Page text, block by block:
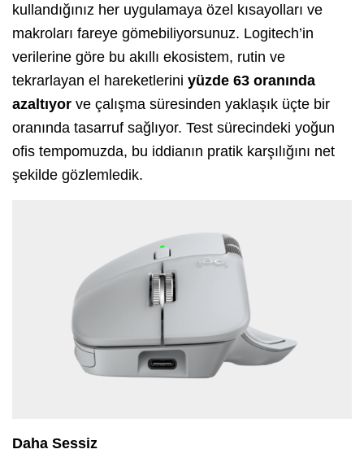
kullandığınız her uygulamaya özel kısayolları ve
makroları fareye gömebiliyorsunuz. Logitech’in
verilerine göre bu akıllı ekosistem, rutin ve
tekrarlayan el hareketlerini yüzde 63 oranında
azaltıyor ve çalışma süresinden yaklaşık üçte bir
oranında tasarruf sağlıyor. Test sürecindeki yoğun
ofis tempomuzda, bu iddianın pratik karşılığını net
şekilde gözlemledik.
Daha Sessiz